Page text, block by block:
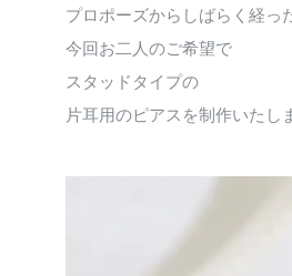
プロポーズからしばらく経っ
今回お二人のご希望で
スタッドタイプの
片耳用のピアスを制作いたし